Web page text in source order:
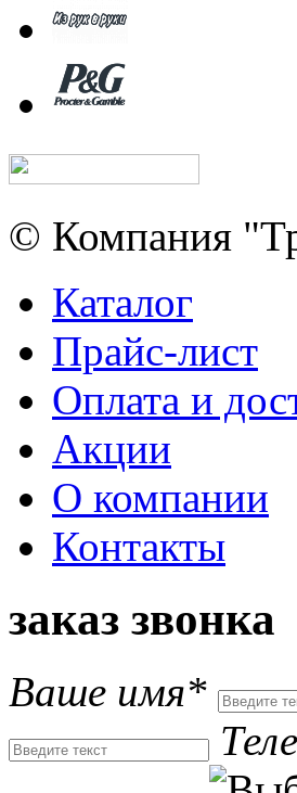
© Компания
Каталог
Прайс-лист
Оплата и
Акции
О компании
Контакты
заказ звонка
Ваше имя*